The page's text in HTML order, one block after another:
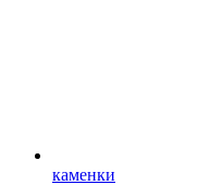
каменки